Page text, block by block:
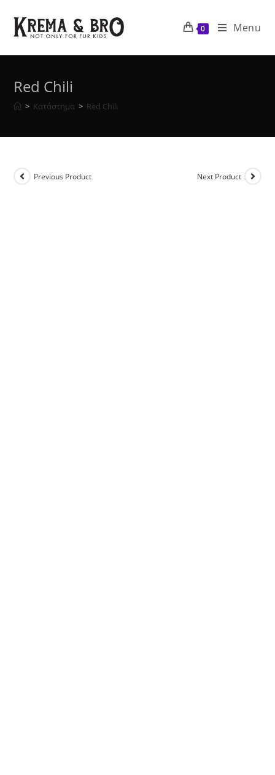
content
0 Menu
Red Chili
> Κατάστημα > Red Chili
Previous Product Next Product